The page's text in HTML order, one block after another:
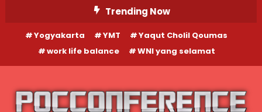
Content
Trending Now
Yogyakarta YMT
Yaqut Cholil Qoumas
work life balance
WNI yang selamat